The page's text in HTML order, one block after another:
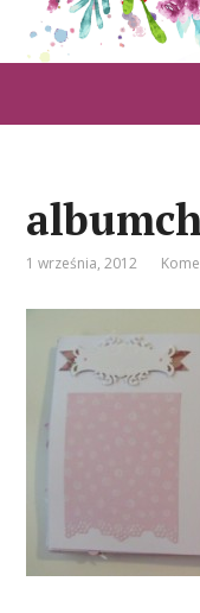
1 września, 2012